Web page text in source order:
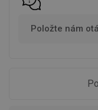
Položte nám